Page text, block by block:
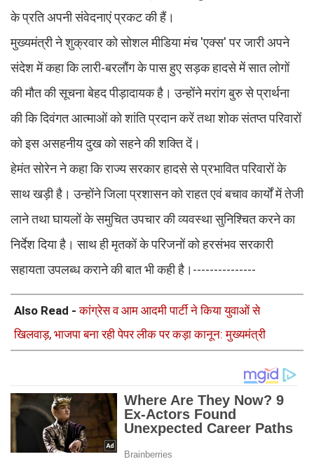
के प्रति अपनी संवेदनाएं प्रकट की हैं।
मुख्यमंत्री ने शुक्रवार को सोशल मीडिया मंच 'एक्स' पर जारी अपने
संदेश में कहा कि लारी-बरलौंग के पास हुए सड़क हादसे में सात लोगों
की मौत की सूचना बेहद पीड़ादायक है। उन्होंने मरांग बुरु से प्रार्थना
की कि दिवंगत आत्माओं को शांति प्रदान करें तथा शोक संतप्त परिवारों
को इस असहनीय दुख को सहने की शक्ति दें।
हेमंत सोरेन ने कहा कि राज्य सरकार हादसे से प्रभावित परिवारों के
साथ खड़ी है। उन्होंने जिला प्रशासन को राहत एवं बचाव कार्यों में तेजी
लाने तथा घायलों के समुचित उपचार की व्यवस्था सुनिश्चित करने का
निर्देश दिया है। साथ ही मृतकों के परिजनों को हरसंभव सरकारी
सहायता उपलब्ध कराने की बात भी कही है।---------------
Also Read -कांग्रेस व आम आदमी पार्टी ने किया युवाओं से
खिलवाड़, भाजपा बना रही पेपर लीक पर कड़ा कानून: मुख्यमंत्री